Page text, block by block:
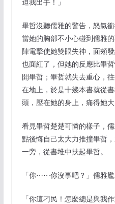
畢哲沒聽儒雅的警告，怒氣
當她的胸部不小心碰到儒雅
陣電擊使她雙眼失神，面頰
也面紅了，但她的反應比畢
開畢哲；畢哲就失去重心，
在地上，於是十幾本書就從
頭，壓在她的身上，痛得她
看見畢哲楚楚可憐的樣子，
點後悔自己太大力推撞畢哲
一旁，從書堆中扶起畢哲。
「你⋯⋯你沒事吧？」儒雅尷
「你這刁民！怎麼總是與